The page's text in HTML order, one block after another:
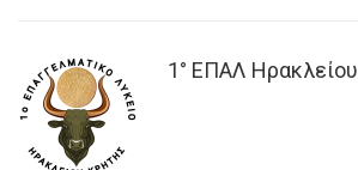
1° ΕΠΑΛ Ηρακλείου